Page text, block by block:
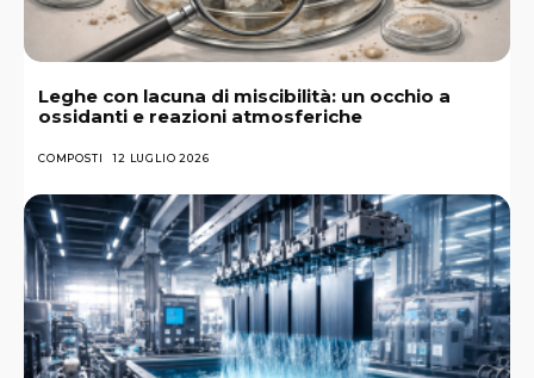
Leghe con lacuna di miscibilità: un occhio a
ossidanti e reazioni atmosferiche
COMPOSTI 12 LUGLIO 2026